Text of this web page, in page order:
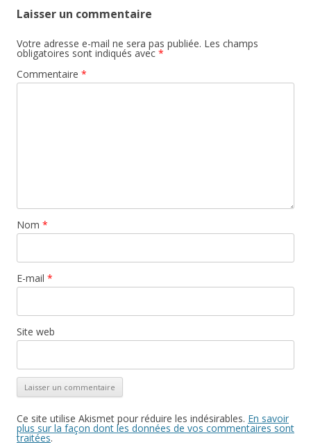
Laisser un commentaire
Votre adresse e-mail ne sera pas publiée. Les champs
obligatoires sont indiqués avec *
Commentaire *
Nom *
E-mail *
Site web
Ce site utilise Akismet pour réduire les indésirables. En savoir
plus sur la façon dont les données de vos commentaires sont
traitées.